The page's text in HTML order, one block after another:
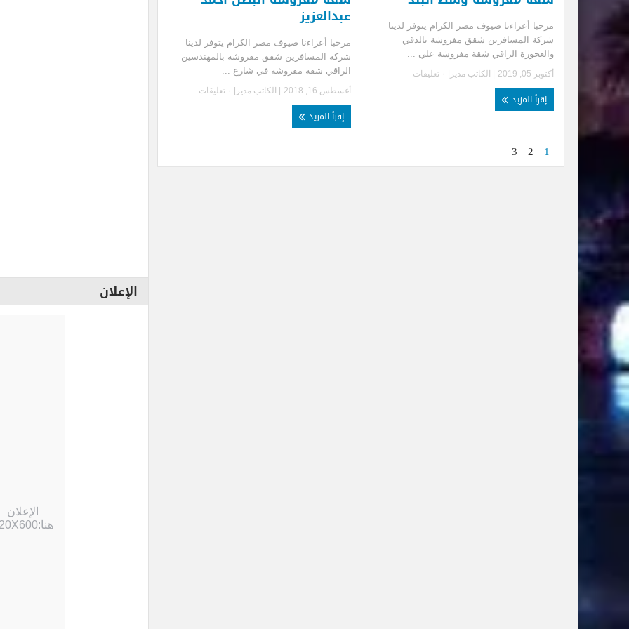
مرحبا أعزاءنا ضيوف مصر الكرام يتوفر لدينا
شركة المسافرين شقق مفروشة بالدقي
والعجوزة الراقي شقة مفروشة علي ...
أكتوبر 05, 2019 | الكاتب مدير
إقرأ المزيد
عبدالعزيز
مرحبا أعزاءنا ضيوف مصر الكرام يتوفر لدينا
شركة المسافرين شقق مفروشة بالمهندسين
الراقي شقة مفروشة في شارع ...
أغسطس 16, 2018 | الكاتب مدير
إقرأ المزيد
1
2
3
الإعلان
الإعلان
هنا:120X600